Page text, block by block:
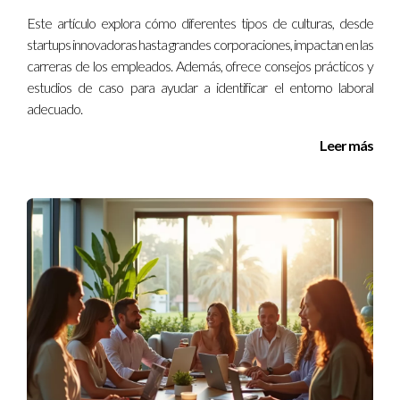
Preguntas Frecuentes
¿Qué habilidades son esenciales para un líder en
bienes raíces?
adaptabilidad al cambio y conocimiento profundo del
¿Cómo puedo mejorar mi estrategia de
marketing?
Considera diversificar tus canales publicitarios e invertir en
análisis para entender mejor a tu audiencia.
¿Es importante la formación continua?
Sí, el sector inmobiliario está siempre cambiando.
Mantenerse actualizado es crucial para tener éxito.
Este artículo explora cómo diferentes tipos de culturas, desde
startups innovadoras hasta grandes corporaciones, impactan en las
carreras de los empleados. Además, ofrece consejos prácticos y
estudios de caso para ayudar a identificar el entorno laboral
adecuado.
Leer más